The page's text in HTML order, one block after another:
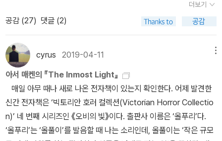
는 사회성의 결여 등은 일부 독자들에게 거부감을 불러일으킬 수 있
이 날 수도 있다. 이렇게 한쪽으로 치우친 장르 문학의 경우 독자의 역
할이 중요하다. 러브크래프트의 세계관을 파악하고, 그것이 지금의
독자에게 어떤 말을 하고 있는지 상상하는 것이다. 대부분은 비극일
지라도 말이다. 혹 모를 일이다. 인간의 지식에 대한 의심이 더 분명한
사실로 이어질지도.
2》 (도서출판 숲, 2021년)1권 『메데이아』 수록, 2권 『헬레네』와『타
우리케의 이피게네이아』 수록 [대구 책방 <일글책> 시카고플랜 고
전 읽기 모임 선정 도서] * 소포클레스, 천병희 옮김 《소포클레스 비
극 전집》 (도서출판 숲, 2008년)『안티고네』 수록* 소포클레스, 김기
영 옮김 《오이디푸스 왕 외》 (을유문화사, 2011년)『안티고네』 수록
* 소포클레스, 강대진 옮김 《오이디푸스 왕》 (민음사, 2009년)『안
티고네』 수록 미케네의 왕 아가멤논(Agamemnon)은 트로이 전쟁
에 참전하기 위해 결성된 그리스 동맹군의 총지휘관이다. 그런데 아
울리스 항구에 순풍이 불지 않아서 수많은 군함이 꼼짝하지 못한다.
예언자의 신탁에 따르면 아가멤논의 딸 이피게네이아를 아르테미스
더보기
공감 (27) 댓글 (2)
cyrus 2019-04-11
아서 매켄의 『The Inmost Light』
매일 아무 때나 새로 나온 전자책이 있는지 확인한다. 어제 발견한
신간 전자책은 ‘빅토리안 호러 컬렉션(Victorian Horror Collectio
n)’ 네 번째 시리즈인 《오비의 빛》이다. 출판사 이름은 ‘올푸리’다.
‘올푸리’는 ‘올풀이’를 발음할 때 나는 소리인데, 올풀이는 ‘작은 규모